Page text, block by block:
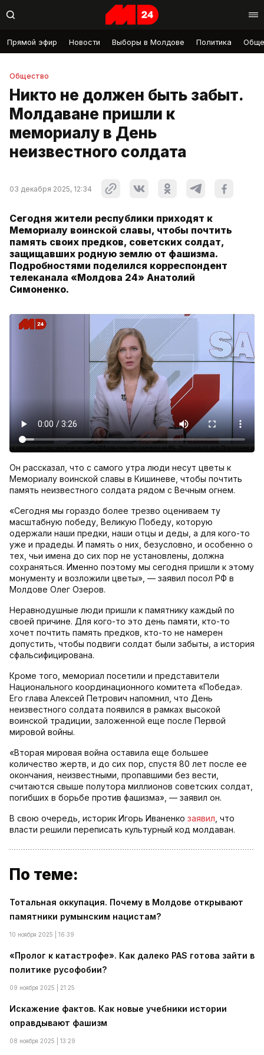
Прямой эфир Новости Выборы в Молдове Политика
Общество
Никто не должен быть забыт.
Молдаване пришли к
мемориалу в День
неизвестного солдата
03 декабря 2025, 12:34
Сегодня жители республики приходят к
Мемориалу воинской славы, чтобы почтить
память своих предков, советских солдат,
защищавших родную землю от фашизма.
Подробностями поделился корреспондент
телеканала «Молдова 24» Анатолий
Симоненко.
Он рассказал, что с самого утра люди несут цветы к
Мемориалу воинской славы в Кишиневе, чтобы почтить
память неизвестного солдата рядом с Вечным огнем.
«Сегодня мы гораздо более трезво оцениваем ту
масштабную победу, Великую Победу, которую
одержали наши предки, наши отцы и деды, а для кого-то
уже и прадеды. И память о них, безусловно, и особенно о
тех, чьи имена до сих пор не установлены, должна
сохраняться. Именно поэтому мы сегодня пришли к этому
монументу и возложили цветы», — заявил посол РФ в
Молдове Олег Озеров.
Неравнодушные люди пришли к памятнику каждый по
своей причине. Для кого-то это день памяти, кто-то
хочет почтить память предков, кто-то не намерен
допустить, чтобы подвиги солдат были забыты, а история
сфальсифицирована.
Кроме того, мемориал посетили и представители
Национального координационного комитета «Победа».
Его глава Алексей Петрович напомнил, что День
неизвестного солдата появился в рамках высокой
воинской традиции, заложенной еще после Первой
мировой войны.
«Вторая мировая война оставила еще большее
количество жертв, и до сих пор, спустя 80 лет после ее
окончания, неизвестными, пропавшими без вести,
считаются свыше полутора миллионов советских солдат,
погибших в борьбе против фашизма», — заявил он.
В свою очередь, историк Игорь Иваненко заявил , что
власти решили переписать культурный код молдаван.
По теме:
Тотальная оккупация. Почему в Молдове открывают
памятники румынским нацистам?
10 ноября 2025 | 16:39
«Пролог к катастрофе». Как далеко PAS готова зайти в
политике русофобии?
09 ноября 2025 | 21:25
Искажение фактов. Как новые учебники истории
оправдывают фашизм
08 ноября 2025 | 13:29